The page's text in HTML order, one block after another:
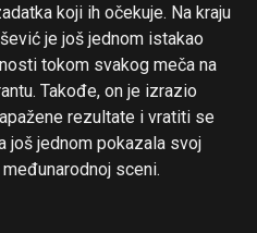
koji ih očekuje. Na kraju
je još jednom istakao
tokom svakog meča na
Takođe, on je izrazio
rezultate i vratiti se
još jednom pokazala svoj
sceni.